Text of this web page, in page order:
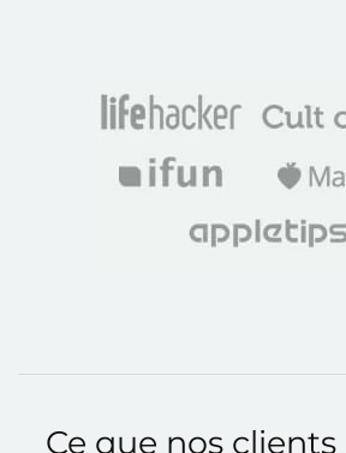
Ce que nos